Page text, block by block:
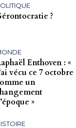
?
Enthoven : «
vécu ce 7 octobre
un
»